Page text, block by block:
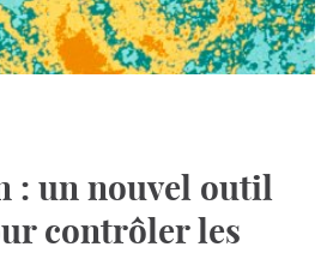
: un nouvel outil
contrôler les